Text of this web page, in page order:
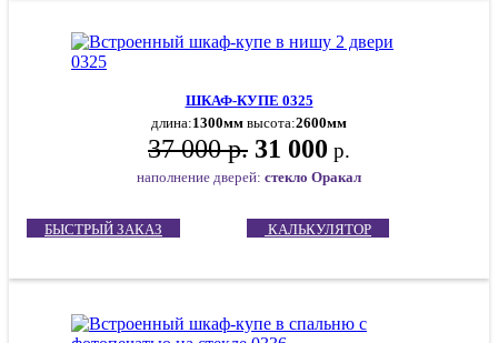
ШКАФ-КУПЕ 0325
длина:1300мм высота:2600мм
37 000 р. 31 000 р.
наполнение дверей: стекло Оракал
БЫСТРЫЙ ЗАКАЗ КАЛЬКУЛЯТОР